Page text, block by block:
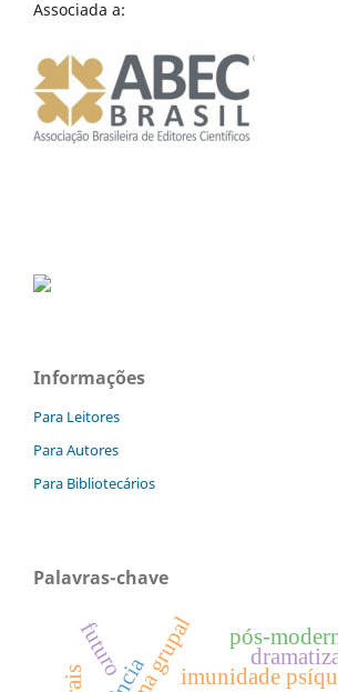
Associada a:
Informações
Para Leitores
Para Autores
Para Bibliotecários
Palavras-chave
imunidade
pós-
futuro